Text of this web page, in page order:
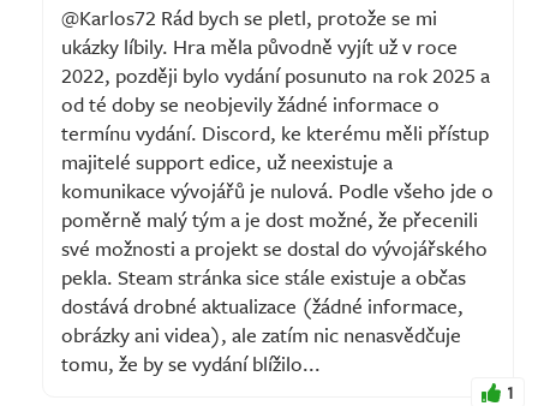
@Karlos72 Rád bych se pletl, protože se mi
ukázky líbily. Hra měla původně vyjít už v roce
2022, později bylo vydání posunuto na rok 2025 a
od té doby se neobjevily žádné informace o
termínu vydání. Discord, ke kterému měli přístup
majitelé support edice, už neexistuje a
komunikace vývojářů je nulová. Podle všeho jde o
poměrně malý tým a je dost možné, že přecenili
své možnosti a projekt se dostal do vývojářského
pekla. Steam stránka sice stále existuje a občas
dostává drobné aktualizace (žádné informace,
obrázky ani videa), ale zatím nic nenasvědčuje
tomu, že by se vydání blížilo...
1